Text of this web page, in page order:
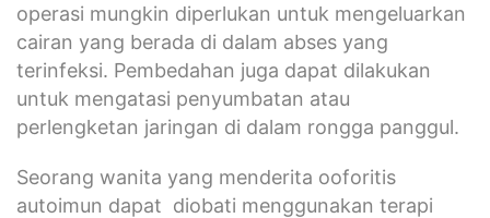
operasi mungkin diperlukan untuk mengeluarkan
cairan yang berada di dalam abses yang
terinfeksi. Pembedahan juga dapat dilakukan
untuk mengatasi penyumbatan atau
perlengketan jaringan di dalam rongga panggul.
Seorang wanita yang menderita ooforitis
autoimun dapat diobati menggunakan terapi